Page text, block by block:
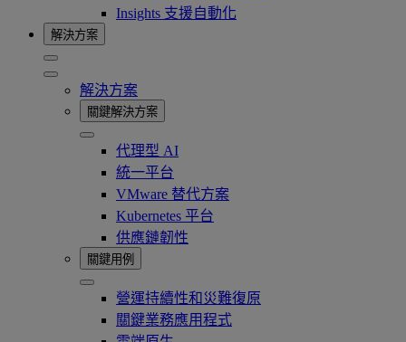
Insights 支援自動化
解決方案
解決方案
關鍵解決方案
代理型 AI
統一平台
VMware 替代方案
Kubernetes 平台
供應鏈韌性
關鍵用例
營運持續性和災難復原
關鍵業務應用程式